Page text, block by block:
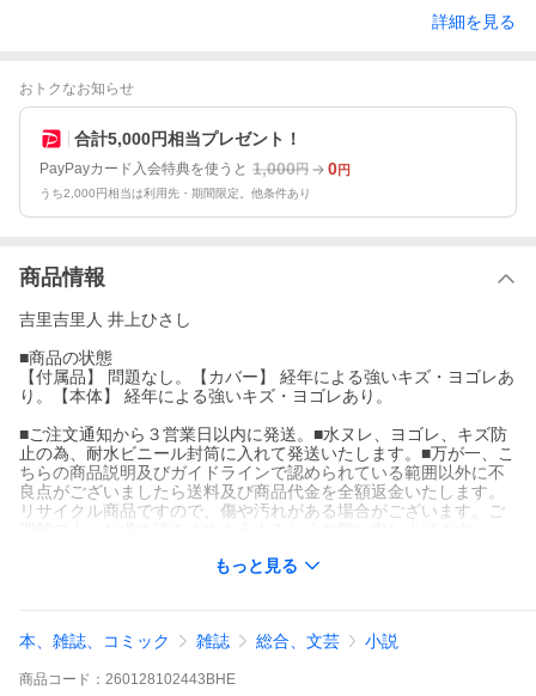
詳細を見る
おトクなお知らせ
合計5,000円相当プレゼント！
PayPayカード入会特典を使うと 1,000円 0円
うち2,000円相当は利用先・期間限定。他条件あり
商品情報
吉里吉里人 井上ひさし
■商品の状態
【付属品】 問題なし。【カバー】 経年による強いキズ・ヨゴレあ
り。【本体】 経年による強いキズ・ヨゴレあり。
■ご注文通知から３営業日以内に発送。■水ヌレ、ヨゴレ、キズ防
止の為、耐水ビニール封筒に入れて発送いたします。■万が一、こ
ちらの商品説明及びガイドラインで認められている範囲以外に不
良点がございましたら送料及び商品代金を全額返金いたします。
リサイクル商品ですので、傷や汚れがある場合がございます。ご
もっと見る
本、雑誌、コミック 雑誌 総合、文芸 小説
商品 コード： 260128102443BHE